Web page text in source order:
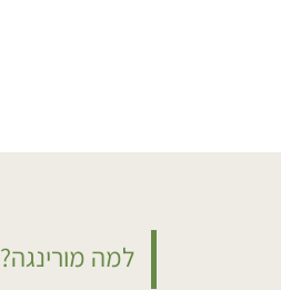
למה מורינגה?